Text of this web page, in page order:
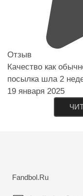
Отзыв
Качество как
посылка шла 2
19 января 2025
Fandbol.Ru